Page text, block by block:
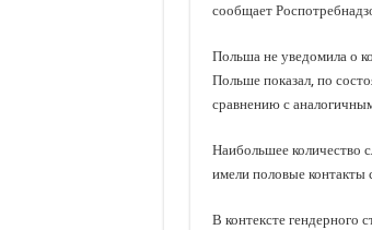
сообщает
Польша не уведомила о
Польше показал, по
сравнению с
Наибольшее количество
имели половые
В контексте гендерного